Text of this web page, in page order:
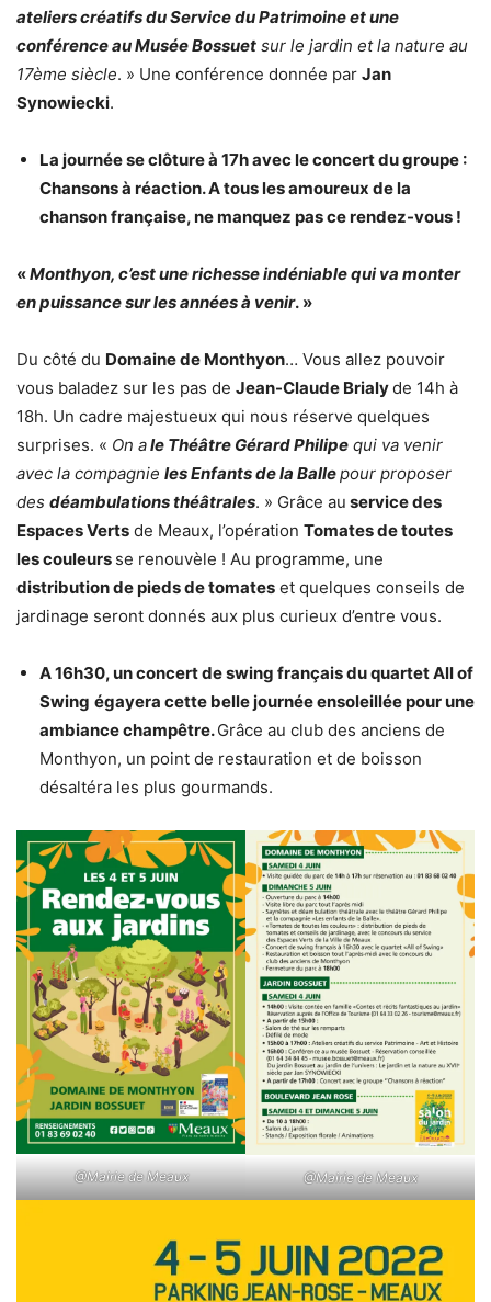
ateliers créatifs du Service du Patrimoine et une
conférence au Musée Bossuet sur le jardin et la nature au
17ème siècle. » Une conférence donnée par Jan
Synowiecki.
La journée se clôture à 17h avec le concert du groupe :
Chansons à réaction. A tous les amoureux de la
chanson française, ne manquez pas ce rendez-vous !
«Monthyon, c’est une richesse indéniable qui va monter
en puissance sur les années à venir. »
Du côté du Domaine de Monthyon… Vous allez pouvoir
vous baladez sur les pas de Jean-Claude Brialyde 14h à
18h. Un cadre majestueux qui nous réserve quelques
surprises. « On ale Théâtre Gérard Philipe qui va venir
avec la compagnie les Enfants de la Ballepour proposer
des déambulations théâtrales. » Grâce au service des
Espaces Verts de Meaux, l’opération Tomates de toutes
les couleurs se renouvèle ! Au programme, une
distribution de pieds de tomates et quelques conseils de
jardinage seront donnés aux plus curieux d’entre vous.
A 16h30, un concert de swing français du quartet All of
Swing égayera cette belle journée ensoleillée pour une
ambiance champêtre.Grâce au club des anciens de
Monthyon, un point de restauration et de boisson
désaltéra les plus gourmands.
@Mairie de Meaux @Mairie de Meaux